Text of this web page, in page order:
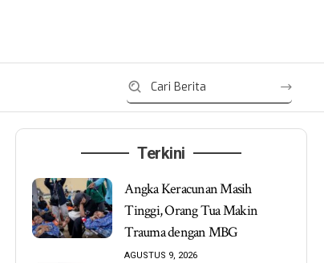
Terkini
Angka Keracunan Masih
Tinggi, Orang Tua Makin
Trauma dengan MBG
AGUSTUS 9, 2026